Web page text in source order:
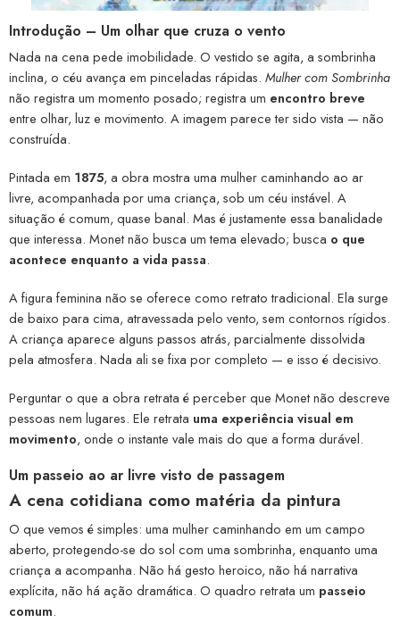
Introdução – Um olhar que cruza o vento
Nada na cena pede imobilidade. O vestido se agita, a sombrinha
inclina, o céu avança em pinceladas rápidas. Mulher com Sombrinha
não registra um momento posado; registra um encontro breve
entre olhar, luz e movimento. A imagem parece ter sido vista — não
construída.
Pintada em 1875, a obra mostra uma mulher caminhando ao ar
livre, acompanhada por uma criança, sob um céu instável. A
situação é comum, quase banal. Mas é justamente essa banalidade
que interessa. Monet não busca um tema elevado; busca o que
acontece enquanto a vida passa.
A figura feminina não se oferece como retrato tradicional. Ela surge
de baixo para cima, atravessada pelo vento, sem contornos rígidos.
A criança aparece alguns passos atrás, parcialmente dissolvida
pela atmosfera. Nada ali se fixa por completo — e isso é decisivo.
Perguntar o que a obra retrata é perceber que Monet não descreve
pessoas nem lugares. Ele retrata uma experiência visual em
movimento, onde o instante vale mais do que a forma durável.
Um passeio ao ar livre visto de passagem
A cena cotidiana como matéria da pintura
O que vemos é simples: uma mulher caminhando em um campo
aberto, protegendo-se do sol com uma sombrinha, enquanto uma
criança a acompanha. Não há gesto heroico, não há narrativa
explícita, não há ação dramática. O quadro retrata um passeio
comum.